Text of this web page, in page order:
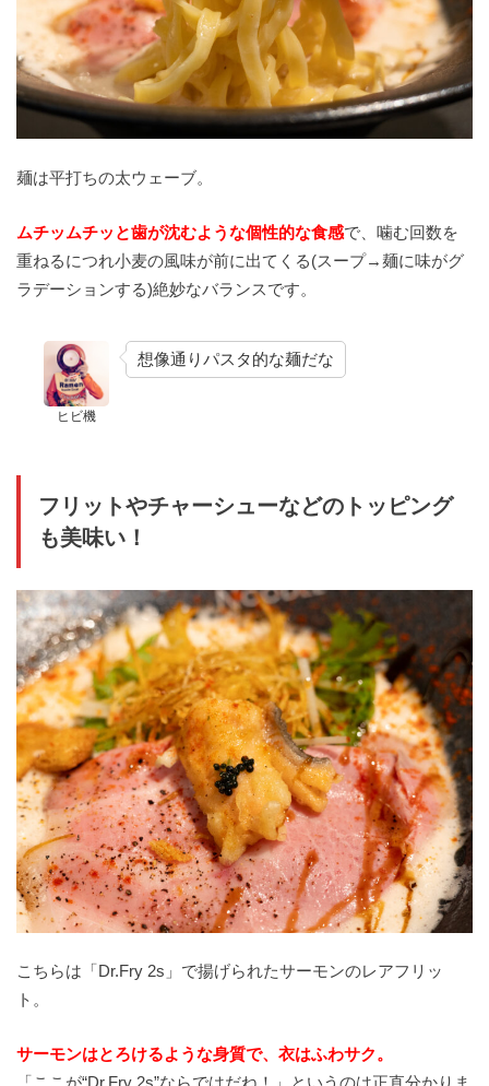
麺は平打ちの太ウェーブ。
ムチッムチッと歯が沈むような個性的な食感で、噛む回数を
重ねるにつれ小麦の風味が前に出てくる(スープ→麺に味がグ
ラデーションする)絶妙なバランスです。
ヒビ機
想像通りパスタ的な麺だな
フリットやチャーシューなどのトッピング
も美味い！
こちらは「Dr.Fry 2s」で揚げられたサーモンのレアフリッ
ト。
サーモンはとろけるような身質で、衣はふわサク。